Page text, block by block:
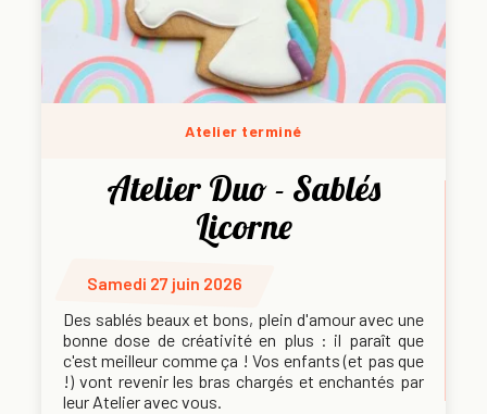
Atelier terminé
Atelier Duo - Sablés
Licorne
Samedi 27 juin 2026
Des sablés beaux et bons, plein d'amour avec une
bonne dose de créativité en plus : il paraît que
c'est meilleur comme ça ! Vos enfants (et pas que
!) vont revenir les bras chargés et enchantés par
leur Atelier avec vous.